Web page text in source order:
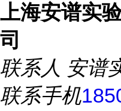
上海安谱实
司
联系人 安谱
联系手机